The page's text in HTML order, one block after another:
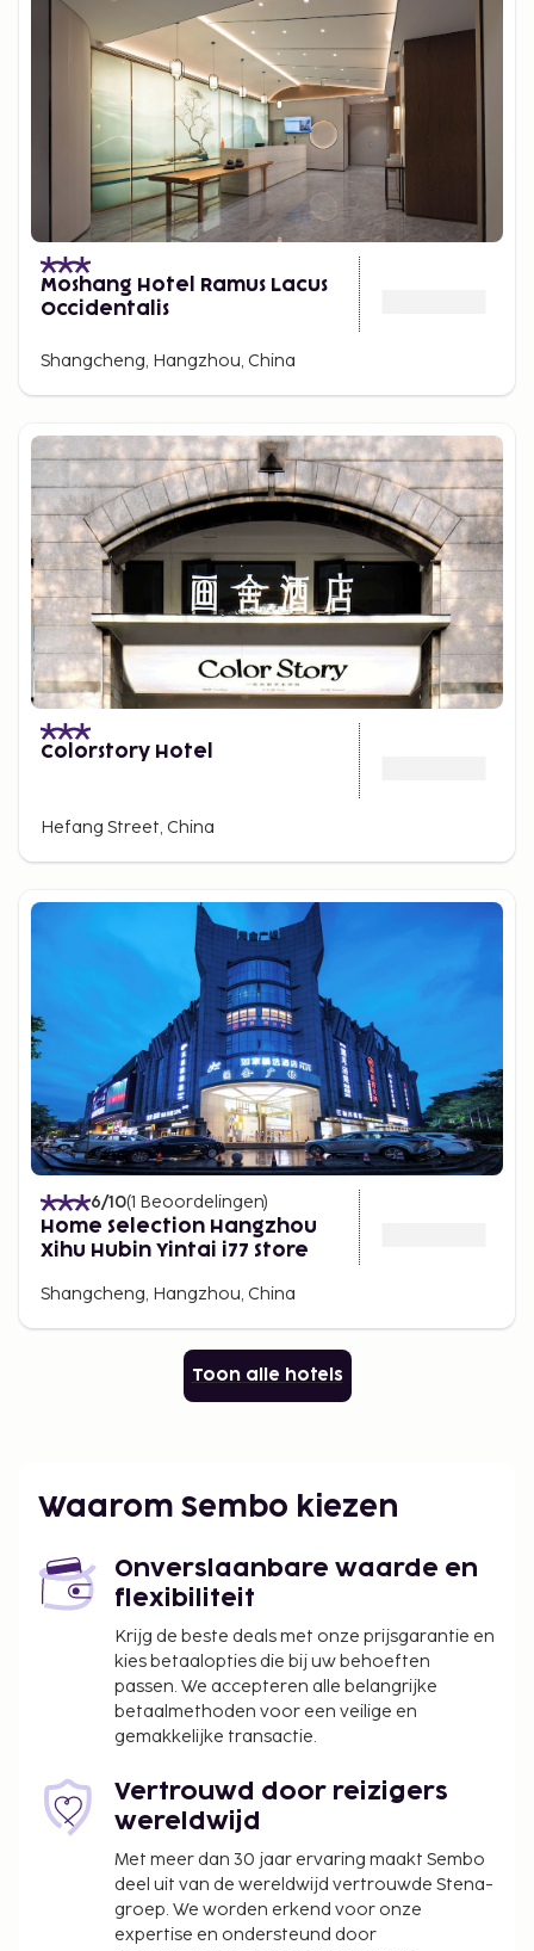
Moshang Hotel Ramus Lacus
Occidentalis
Shangcheng, Hangzhou, China
Colorstory Hotel
Hefang Street, China
6/10(1 Beoordelingen)
Home Selection Hangzhou
Xihu Hubin Yintai i77 Store
Shangcheng, Hangzhou, China
Toon alle hotels
Waarom Sembo kiezen
Onverslaanbare waarde en
flexibiliteit
Krijg de beste deals met onze prijsgarantie en
kies betaalopties die bij uw behoeften
passen. We accepteren alle belangrijke
betaalmethoden voor een veilige en
gemakkelijke transactie.
Vertrouwd door reizigers
wereldwijd
Met meer dan 30 jaar ervaring maakt Sembo
deel uit van de wereldwijd vertrouwde Stena-
groep. We worden erkend voor onze
expertise en ondersteund door